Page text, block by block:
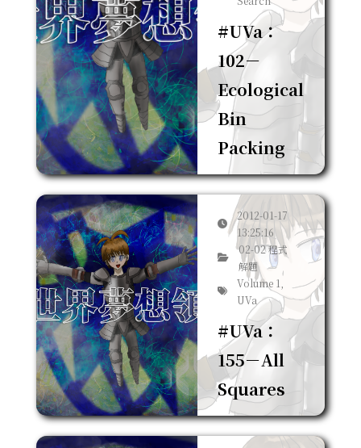
#UVa：
102－
Ecological
Bin
Packing
2012-01-17
13:25:16
02-02 程式
解題
Volume 1,
UVa
#UVa：
155－All
Squares